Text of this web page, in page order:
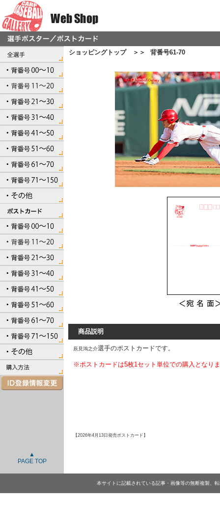
ショッピングトップ ＞＞ 背番号61-70
商品説明
辰見鴻之介選手のポストカードです。
※ポストカードは5枚1セット単位での購入となり
【2026年4月13日発売ポストカード】
本サイトに記載されている記事・画像等の無断複製、
▲
PAGE TOP